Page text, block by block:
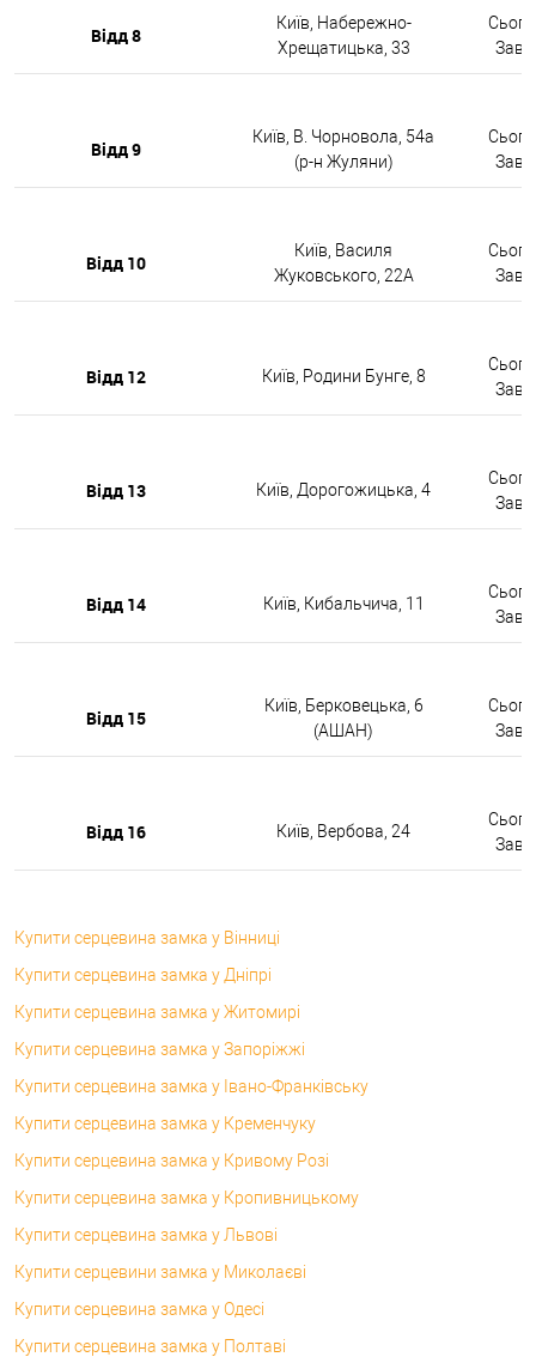
Відд 8
Київ, Набережно-
Хрещатицька, 33
Відд 9
Київ, В. Чорновола, 54а
(р-н Жуляни)
Відд 10
Київ, Василя
Жуковського, 22А
Відд 12 Київ, Родини Бунге, 8
Відд 13 Київ, Дорогожицька, 4
Відд 14 Київ, Кибальчича, 11
Відд 15
Київ, Берковецька, 6
(АШАН)
Відд 16 Київ, Вербова, 24
Купити серцевина замка у Вінниці
Купити серцевина замка у Дніпрі
Купити серцевина замка у Житомирі
Купити серцевина замка у Запоріжжі
Купити серцевина замка у Івано-Франківську
Купити серцевина замка у Кременчуку
Купити серцевина замка у Кривому Розі
Купити серцевина замка у Кропивницькому
Купити серцевина замка у Львові
Купити серцевини замка у Миколаєві
Купити серцевина замка у Одесі
Купити серцевина замка у Полтаві